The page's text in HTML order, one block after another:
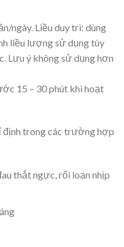
ngày. Liều duy trì: dùng
liều lượng sử dụng tùy
Lưu ý không sử dụng hơn
15 – 30 phút khi hoạt
định trong các trường hợp
thắt ngực, rối loạn nhịp